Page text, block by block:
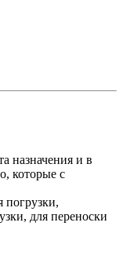
назначения и в
которые с
для переноски